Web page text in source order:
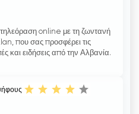
online με τη ζωντανή
που σας προσφέρει τις
και ειδήσεις από την Αλβανία.